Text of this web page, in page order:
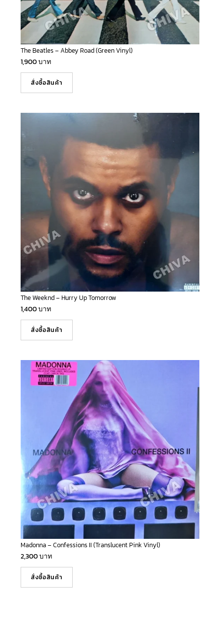
The Beatles – Abbey Road (Green Vinyl)
1,900บาท
สั่งซื้อสินค้า
The Weeknd – Hurry Up Tomorrow
1,400บาท
สั่งซื้อสินค้า
Madonna – Confessions II (Translucent Pink Vinyl)
2,300บาท
สั่งซื้อสินค้า